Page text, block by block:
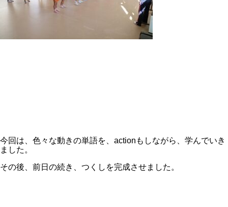
今回は、色々な動きの単語を、actionもしながら、学んでいき
ました。
その後、前日の続き、つくしを完成させました。